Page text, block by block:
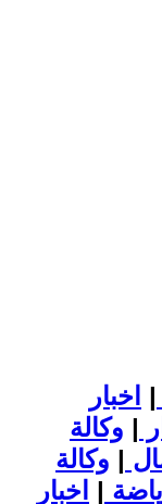
| اخبار
| وكالة
| وكالة
| اخبار